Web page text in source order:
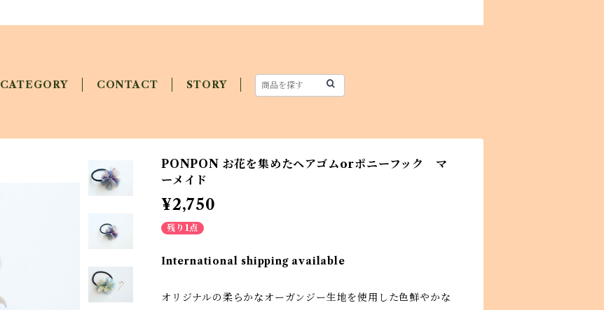
CATEGORY CONTACT STORY
PONPON お花を集めたヘアゴムorポニーフック マ
ーメイド
¥2,750
残り1点
International shipping available
オリジナルの柔らかなオーガンジー生地を使用した色鮮やかな